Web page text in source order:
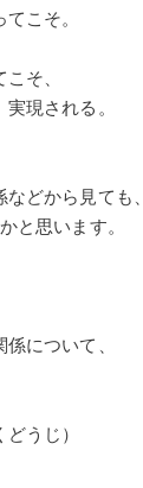
こそ。
そ、
現される。
どから見ても、
と思います。
について、
うじ）